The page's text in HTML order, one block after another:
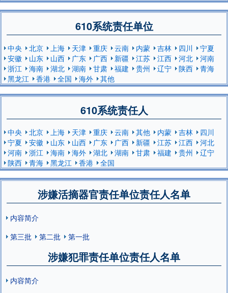
610系统责任单位
中央 北京 上海 天津 重庆 云南 内蒙 吉林 四川
宁夏
安徽
山东 山西 广东 广西 新疆 江苏 江西 河北
河南
浙江
海南 湖北 湖南 甘肃 福建 贵州 辽宁 陕西
青海
黑龙江
香港 全国 海外 其他
610系统责任人
中央 北京 上海 天津 重庆 云南 其他 内蒙 吉林
四川
宁夏
安徽 山东 山西 广东 广西 新疆 江苏 江西
河北
河南
浙江 海南 海外 湖北 湖南 甘肃 福建 贵州
辽宁
陕西
青海 黑龙江 香港 全国
涉嫌活摘器官责任单位责任人名单
内容简介
第三批
第二批 第一批
涉嫌犯罪责任单位责任人名单
内容简介